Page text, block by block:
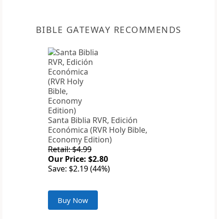
BIBLE GATEWAY RECOMMENDS
Santa Biblia RVR, Edición
Económica (RVR Holy Bible,
Economy Edition)
Retail: $4.99
Our Price: $2.80
Save: $2.19 (44%)
Buy Now